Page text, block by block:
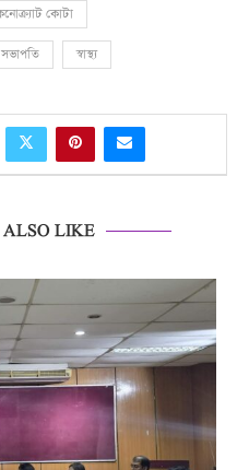
কোটা
সভাপতি স্বাস্থ্য
LIKE